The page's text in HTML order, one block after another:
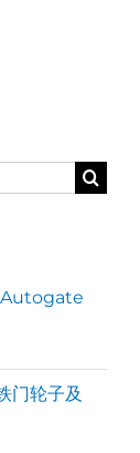
门轮子及